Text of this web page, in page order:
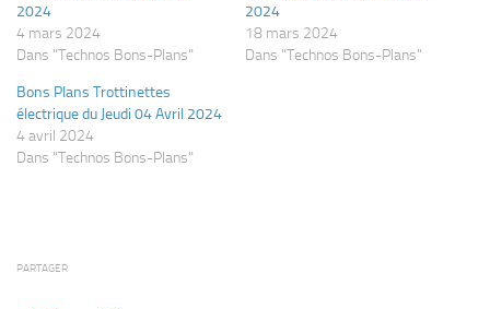
2024
4 mars 2024
Dans "Technos Bons-Plans"
2024
18 mars 2024
Dans "Technos Bons-Plans"
Bons Plans Trottinettes
électrique du Jeudi 04 Avril 2024
4 avril 2024
Dans "Technos Bons-Plans"
PARTAGER